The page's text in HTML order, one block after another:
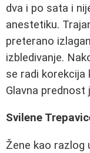
dva i po sata i
anestetiku.
preterano
izbledivanje.
se radi korekcija
Glavna
Svilene
Žene kao razlog